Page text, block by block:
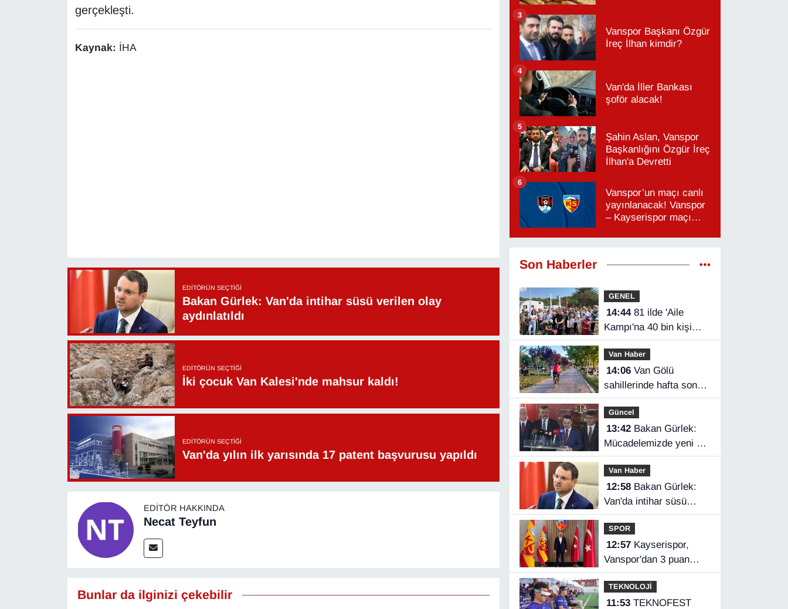
gerçekleşti.
Kaynak: İHA
EDITÖRÜN SEÇTIĞI
Bakan Gürlek: Van'da intihar süsü verilen olay
aydınlatıldı
EDITÖRÜN SEÇTIĞI
İki çocuk Van Kalesi'nde mahsur kaldı!
EDITÖRÜN SEÇTIĞI
Van'da yılın ilk yarısında 17 patent başvurusu yapıldı
EDITÖR HAKKINDA
Necat Teyfun
Bunlar da ilginizi çekebilir
Vanspor Başkanı Özgür
İreç İlhan kimdir?
3
Van'da İller Bankası
şoför alacak!
4
Şahin Aslan, Vanspor
Başkanlığını Özgür İreç
İlhan'a Devretti
5
Vanspor’un maçı canlı
yayınlanacak! Vanspor
– Kayserispor maçı
6
Son Haberler
GENEL
14:4481 ilde 'Aile
Kampı'na 40 bin kişi
katıldı
Van Haber
14:06Van Gölü
sahillerinde hafta sonu
yoğunluğu
Güncel
13:42Bakan Gürlek:
Mücadelemizde yeni bir
boyuta geçeceğiz
Van Haber
12:58Bakan Gürlek:
Van'da intihar süsü
verilen olay aydınlatıldı
SPOR
12:57Kayserispor,
Vanspor'dan 3 puan
istiyor
TEKNOLOJİ
11:53TEKNOFEST
HABERDE İNSAN
ONE EKONOMİ
POLİTİKA
Resmi İlanlar
RÖPORTAJ
Seri İlan